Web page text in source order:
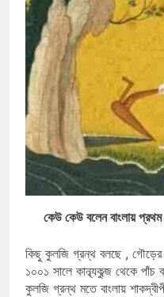
কেউ কেউ বলেন বাংলায়
কিছু কুলজি গ্রন্থ বলছে , গৌড়ের
১০০১ সালে কান্ব্যকুব্জ থেকে
কুলজি গ্রন্থ মতে বাংলায়